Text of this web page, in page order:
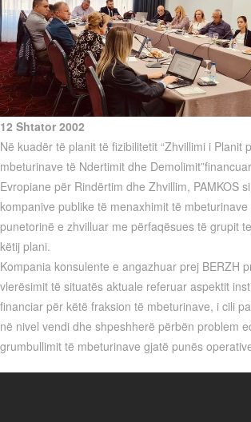
12 Shtator 2002
Në kuadër të planit të fizibilitetit “Zhvillimi i Planit
mbeturinave të Ndertimit dhe
Evropiane për Rindërtim dhe Zhvillim, PAMKOS
kompanive publike të menaxhimit të
punetorinë e zhvilluar me përfaqësues të grupit
këtij plani.
Kompania konsulente e angazhuar prej BERZH
vlerësimit të situatës aktuale referuar aspektit
financiar për këtë fraksion të mbeturinave, i cili
në nivel vendi dhe shpeshherë përbën problem
grumbullimit të mbeturinave gjatë punës